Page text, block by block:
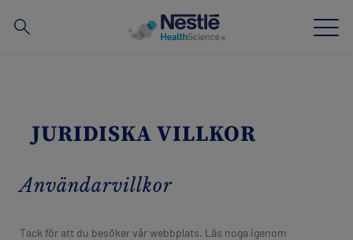
for
Om oss
Våra anställda
JURIDISKA VILLKOR
Användarvillkor
Tack för att du besöker vår webbplats. Läs noga igenom